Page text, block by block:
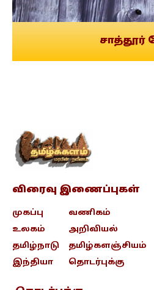
சாத்தூர்
விரைவு இணைப்புகள்
முகப்பு
உலகம்
தமிழ்நாடு
இந்தியா
வணிகம்
அறிவியல்
தமிழ்களஞ்சியம்
தொடர்புக்கு